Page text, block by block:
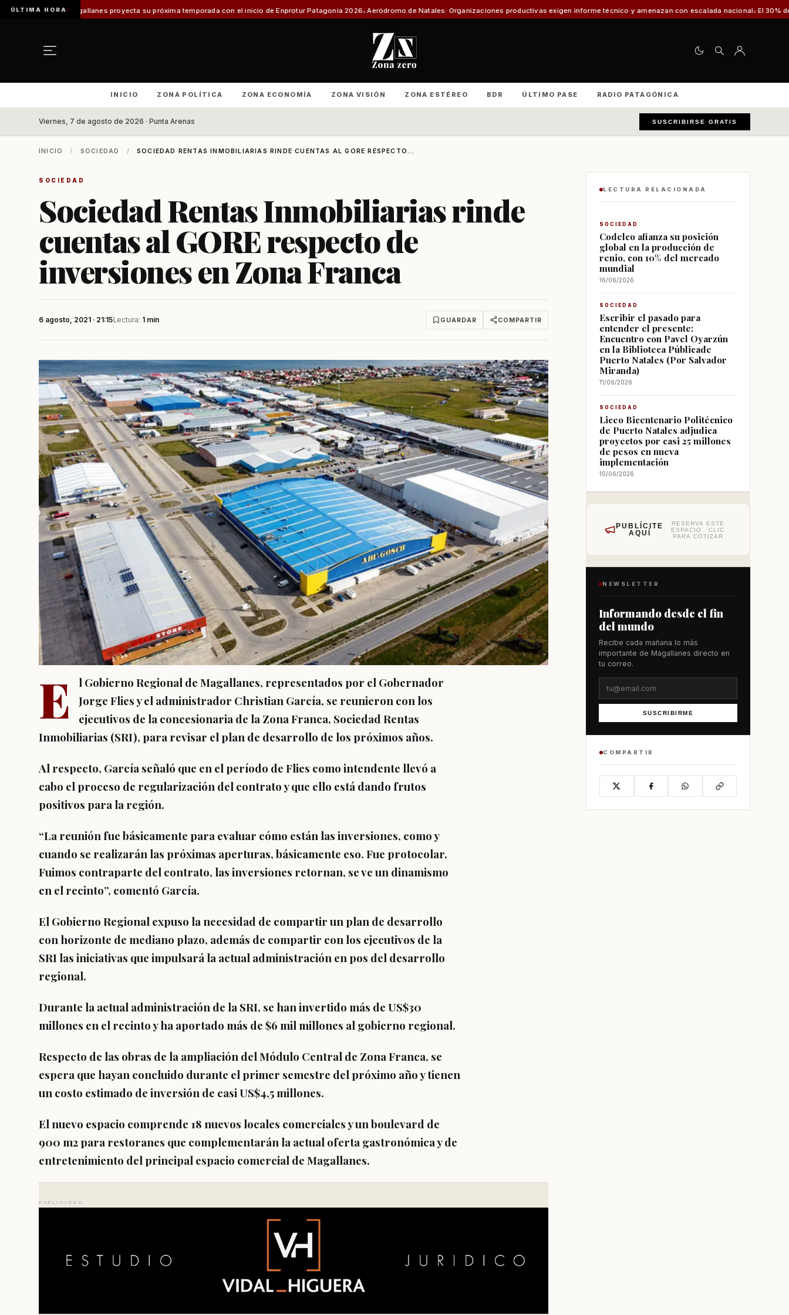
ÚLTIMA HORAproyecta su próxima temporada con el inicio de Enprotur Patagonia 2026 Aeródromo de Natales: Organizaciones productivas exigen informe técnico y amenazan con escalada nacional El 30% de los vehículos
INICIO ZONA POLÍTICA ZONA ECONOMÍA ZONA VISIÓN ZONA ESTÉREO BDR ÚLTIMO PASE RADIO PATAGÓNICA
Viernes, 7 de agosto de 2026 · Punta Arenas SUSCRIBIRSE GRATIS
INICIO / SOCIEDAD / SOCIEDAD RENTAS INMOBILIARIAS RINDE CUENTAS AL GORE RESPECTO...
SOCIEDAD
Sociedad Rentas Inmobiliarias rinde
cuentas al GORE respecto de
inversiones en Zona Franca
6 agosto, 2021 · 21:15Lectura: 1 min GUARDAR COMPARTIR
E
l Gobierno Regional de Magallanes, representados por el Gobernador
Jorge Flies y el administrador Christian García, se reunieron con los
ejecutivos de la concesionaria de la Zona Franca, Sociedad Rentas
Inmobiliarias (SRI), para revisar el plan de desarrollo de los próximos años.
Al respecto, García señaló que en el período de Flies como intendente llevó a
cabo el proceso de regularización del contrato y que ello está dando frutos
positivos para la región.
“La reunión fue básicamente para evaluar cómo están las inversiones, como y
cuando se realizarán las próximas aperturas, básicamente eso. Fue protocolar.
Fuimos contraparte del contrato, las inversiones retornan, se ve un dinamismo
en el recinto”, comentó García.
El Gobierno Regional expuso la necesidad de compartir un plan de desarrollo
con horizonte de mediano plazo, además de compartir con los ejecutivos de la
SRI las iniciativas que impulsará la actual administración en pos del desarrollo
regional.
Durante la actual administración de la SRI, se han invertido más de US$30
millones en el recinto y ha aportado más de $6 mil millones al gobierno regional.
Respecto de las obras de la ampliación del Módulo Central de Zona Franca, se
espera que hayan concluido durante el primer semestre del próximo año y tienen
un costo estimado de inversión de casi US$4,5 millones.
El nuevo espacio comprende 18 nuevos locales comerciales y un boulevard de
900 m2 para restoranes que complementarán la actual oferta gastronómica y de
entretenimiento del principal espacio comercial de Magallanes.
PUBLICIDAD
LECTURA RELACIONADA
SOCIEDAD
Codelco afianza su posición
global en la producción de
renio, con 10% del mercado
mundial
16/06/2026
SOCIEDAD
Escribir el pasado para
entender el presente:
Encuentro con Pavel Oyarzún
en la Biblioteca Públicade
Puerto Natales (Por Salvador
Miranda)
11/06/2026
SOCIEDAD
Liceo Bicentenario Politécnico
de Puerto Natales adjudica
proyectos por casi 25 millones
de pesos en nueva
implementación
10/06/2026
PUBLÍCITE
AQUÍ
RESERVA ESTE
ESPACIO · CLIC
PARA COTIZAR
NEWSLETTER
Informando desde el fin
del mundo
Recibe cada mañana lo más
importante de Magallanes directo en
tu correo.
SUSCRIBIRME
COMPARTIR